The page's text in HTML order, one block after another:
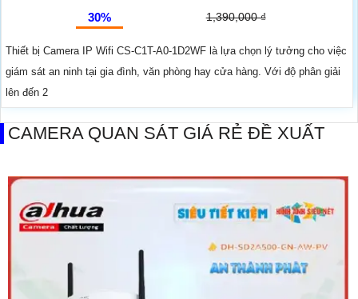
30% 1,390,000 ₫
Thiết bị Camera IP Wifi CS-C1T-A0-1D2WF là lựa chọn lý tưởng cho việc
giám sát an ninh tại gia đình, văn phòng hay cửa hàng. Với độ phân giải
lên đến 2
CAMERA QUAN SÁT GIÁ RẺ ĐỀ XUẤT